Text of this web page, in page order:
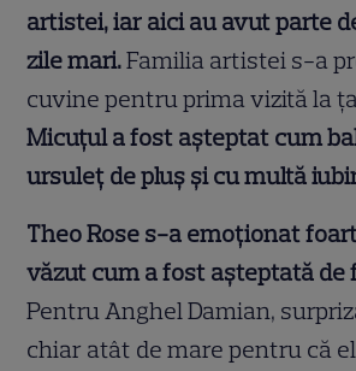
artistei, iar aici au avut parte
zile mari.Familia artistei s-a
cuvine pentru prima vizită la
Micuțul a fost așteptat cum
ursuleț de pluș și cu multă
Theo Rose s-a emoționat
văzut cum a fost așteptată de
Pentru Anghel Damian,
chiar atât de mare pentru că